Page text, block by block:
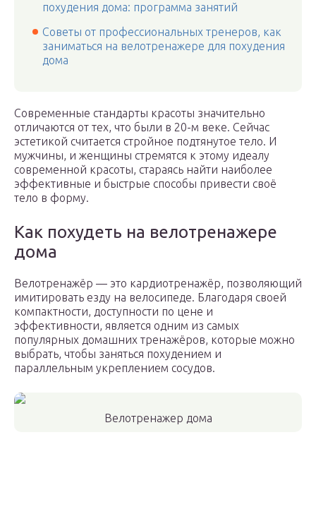
похудения дома: программа занятий
Советы от профессиональных тренеров, как
заниматься на велотренажере для похудения
дома
Современные стандарты красоты значительно
отличаются от тех, что были в 20-м веке. Сейчас
эстетикой считается стройное подтянутое тело. И
мужчины, и женщины стремятся к этому идеалу
современной красоты, стараясь найти наиболее
эффективные и быстрые способы привести своё
тело в форму.
Как похудеть на велотренажере
дома
Велотренажёр — это кардиотренажёр, позволяющий
имитировать езду на велосипеде. Благодаря своей
компактности, доступности по цене и
эффективности, является одним из самых
популярных домашних тренажёров, которые можно
выбрать, чтобы заняться похудением и
параллельным укреплением сосудов.
Велотренажер дома